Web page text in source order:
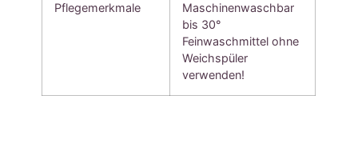
Pflegemerkmale
Maschinenwaschbar
bis 30°
Feinwaschmittel ohne
Weichspüler
verwenden!